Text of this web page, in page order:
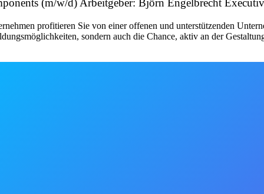
(m/w/d) Arbeitgeber: Björn Engelbrecht
profitieren Sie von einer offenen und unterstützenden
sondern auch die Chance, aktiv an der